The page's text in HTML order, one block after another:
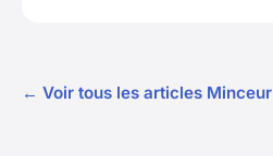
← Voir tous les articles Minceur